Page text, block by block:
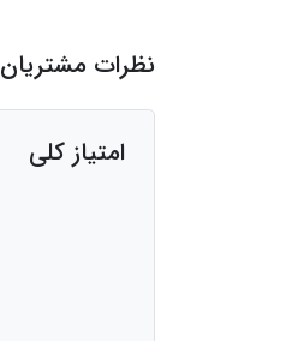
نظرات مشتریان
امتیاز کلی